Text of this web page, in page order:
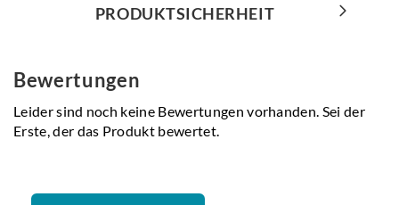
PRODUKTSICHERHEIT
Bewertungen
Leider sind noch keine Bewertungen vorhanden. Sei der
Erste, der das Produkt bewertet.